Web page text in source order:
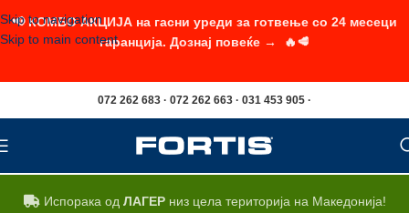
Skip to navigation
Skip to main content
072 262 683 · 072 262 663 · 031 453 905 ·
Испорака од ЛАГЕРниз цела територија на Македонија!
📢 КОМБО АКЦИЈА на гасни уреди за готвење со 24 месеци
гаранција. Дознај повеќе → 🔥🥩